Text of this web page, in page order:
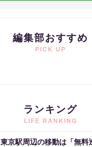
編集部おすすめ
PICK UP
ランキング
LIFE RANKING
東京駅周辺の移動は「無料